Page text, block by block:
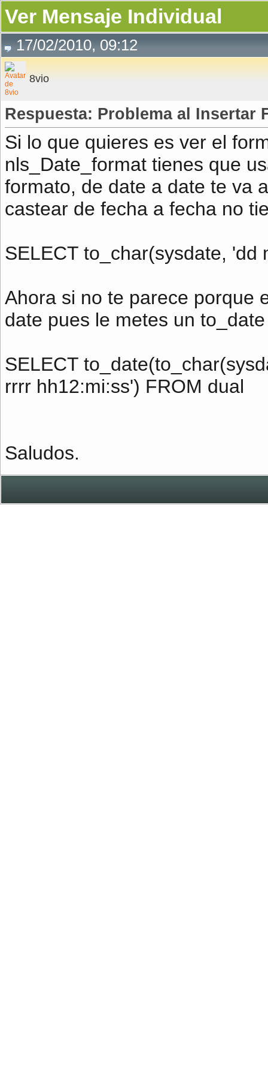
Ver Mensaje Individual
17/02/2010, 09:12
8vio
Respuesta: Problema al Insertar
Si lo que quieres es ver el
nls_Date_format tienes que
formato, de date a date te va
castear de fecha a fecha no
SELECT to_char(sysdate,
Ahora si no te parece porque
date pues le metes un
SELECT
rrrr hh12:mi:ss') FROM dual
Saludos.